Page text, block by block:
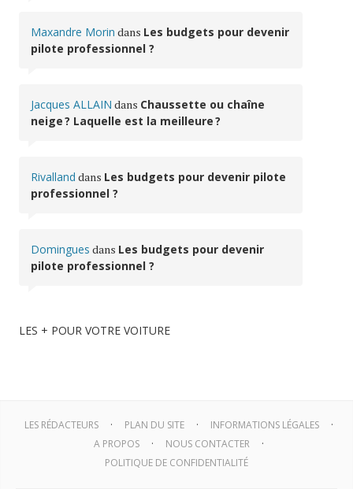
Maxandre Morin dans Les budgets pour devenir
pilote professionnel ?
Jacques ALLAIN dans Chaussette ou chaîne
neige ? Laquelle est la meilleure ?
Rivalland dans Les budgets pour devenir pilote
professionnel ?
Domingues dans Les budgets pour devenir
pilote professionnel ?
LES + POUR VOTRE VOITURE
LES RÉDACTEURS PLAN DU SITE
INFORMATIONS LÉGALES
A PROPOS
NOUS CONTACTER
POLITIQUE DE CONFIDENTIALITÉ